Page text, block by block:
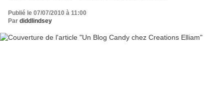
Publié le 07/07/2010 à 11:00
Par diddlindsey